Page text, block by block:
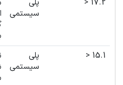
17.2 <
پلی
سیستمی
15.1 <
پلی
سیستمی